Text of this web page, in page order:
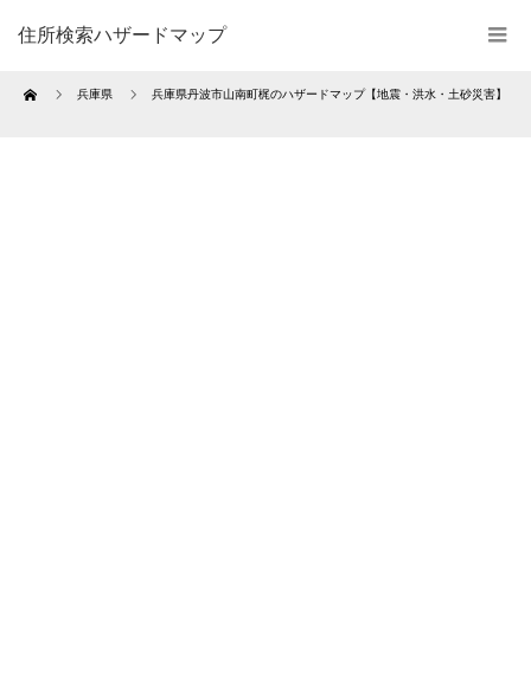
住所検索ハザードマップ
Home 兵庫県 兵庫県丹波市山南町梶のハザードマップ【地震・洪水・土砂災害】